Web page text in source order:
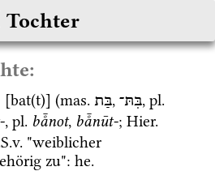
Tochter
[bat(t)] (mas. בַּת, בִּתּ־, pl.
, pl. bå̄not, bå̄nūt-; Hier.
"weiblicher
zu": he.